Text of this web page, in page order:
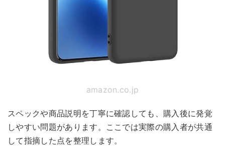
amazon.co.jp
スペックや商品説明を丁寧に確認しても、購入後に発覚
しやすい問題があります。ここでは実際の購入者が共通
して指摘した点を整理します。